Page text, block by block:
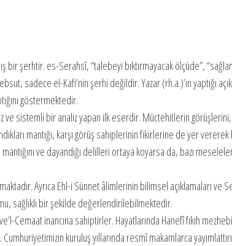
bir şerhtir. es-Serahsî, “talebeyi bıktırmayacak ölçüde”,
sadece el-Kafi’nin şerhi değildir. Yazar (rh.a.)’ın yaptığı
göstermektedir.
ve sistemli bir analiz yapan ilk eserdir. Müctehitlerin görüşlerini,
mantığı, karşı görüş sahiplerinin fikirlerine de yer
ve dayandığı delilleri ortaya koyarsa da, bazı
Ayrıca Ehl-i Sünnet âlimlerinin bilimsel açıklamaları ve
sağlıklı bir şekilde değerlendirilebilmektedir.
Cemaat inancına sahiptirler. Hayatlarında Hanefî fıkıh
kuruluş yıllarında resmî makamlarca